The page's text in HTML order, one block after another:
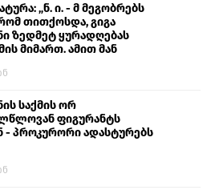
„ნ. ი. - მ მეგობრებს
თითქოსდა, გიგა
ზედმეტ ყურადღებას
მიმართ. ამით მან
გიგა ავალიანს“
საქმის ორ
ფიგურანტს
- პროკურორი ადასტურებს